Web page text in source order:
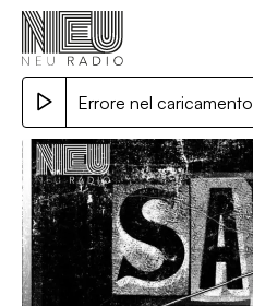
Errore nel caricamento